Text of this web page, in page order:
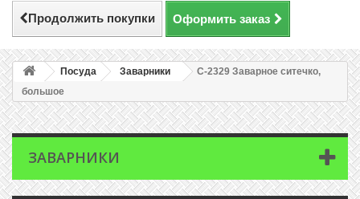
Продолжить покупки Оформить заказ
Посуда Заварники
C-2329 Заварное ситечко,
большое
ЗАВАРНИКИ